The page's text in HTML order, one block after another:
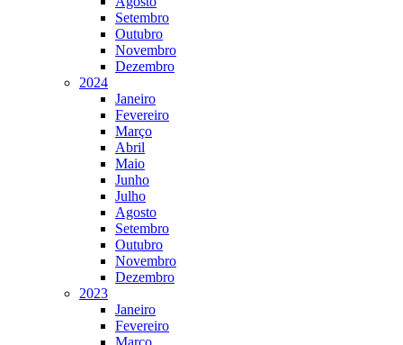
Setembro
Outubro
Novembro
Dezembro
2024
Janeiro
Fevereiro
Março
Abril
Maio
Junho
Julho
Agosto
Setembro
Outubro
Novembro
Dezembro
2023
Janeiro
Fevereiro
Março